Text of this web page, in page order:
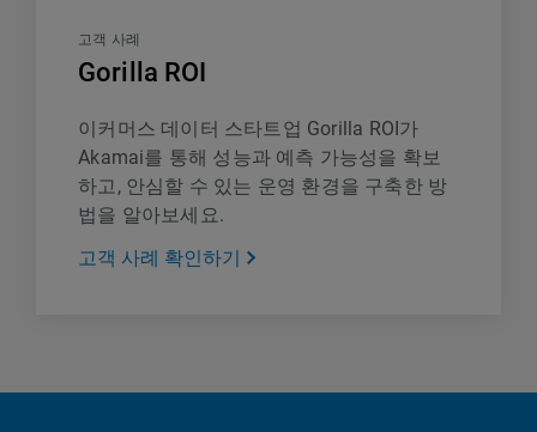
고객 사례
Gorilla ROI
이커머스 데이터 스타트업 Gorilla ROI가
Akamai를 통해 성능과 예측 가능성을 확보
하고, 안심할 수 있는 운영 환경을 구축한 방
법을 알아보세요.
고객 사례 확인하기